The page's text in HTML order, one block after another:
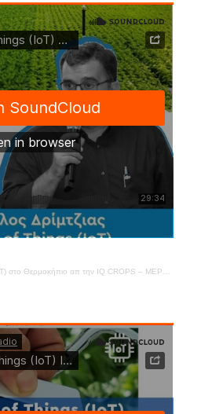
Θερμοκήπιο απ την IQ CROPS – ΜΕΡΟΣ 2ο